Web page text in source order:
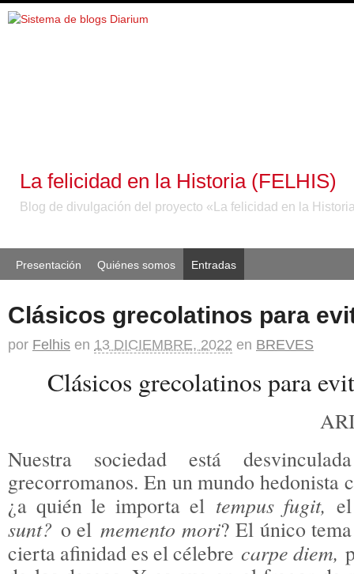
La felicidad en la Historia (FELHIS)
Blog de divulgación del proyecto «La felicidad en la
Presentación Quiénes somos Entradas
Clásicos grecolatinos para
por Felhis en 13 DICIEMBRE, 2022 en BREVES
Clásicos grecolatinos para
Nuestra sociedad está
grecorromanos. En un mundo hedonista
¿a quién le importa el tempus fugit,
sunt? o el memento mori? El único
cierta afinidad es el célebre carpe diem,